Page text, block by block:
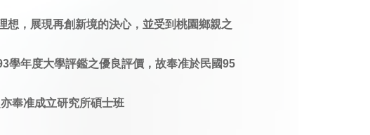
想，展現再創新境的決心，並受到桃園鄉親之
學年度大學評鑑之優良評價，故奉准於民國95
奉准成立研究所碩士班